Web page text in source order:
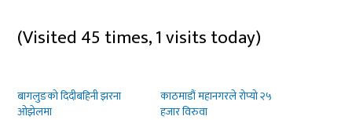
(Visited 45 times, 1 visits today)
बागलुङको दिदीबहिनी झरना
ओझेलमा
काठमाडौं महानगरले रोप्यो २५
हजार विरुवा